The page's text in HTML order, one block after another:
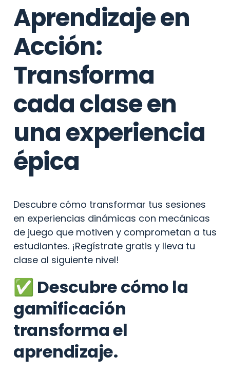
Aprendizaje en
Acción:
Transforma
cada clase en
una experiencia
épica
Descubre cómo transformar tus sesiones
en experiencias dinámicas con mecánicas
de juego que motiven y comprometan a tus
estudiantes. ¡Regístrate gratis y lleva tu
clase al siguiente nivel!
✅ Descubre cómo la
gamificación
transforma el
aprendizaje.